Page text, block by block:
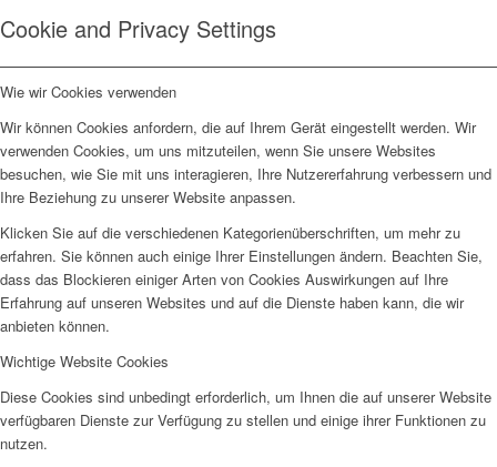
Cookie and Privacy Settings
Wie wir Cookies verwenden
Wir können Cookies anfordern, die auf Ihrem Gerät eingestellt werden. Wir
verwenden Cookies, um uns mitzuteilen, wenn Sie unsere Websites
besuchen, wie Sie mit uns interagieren, Ihre Nutzererfahrung verbessern und
Ihre Beziehung zu unserer Website anpassen.
Klicken Sie auf die verschiedenen Kategorienüberschriften, um mehr zu
erfahren. Sie können auch einige Ihrer Einstellungen ändern. Beachten Sie,
dass das Blockieren einiger Arten von Cookies Auswirkungen auf Ihre
Erfahrung auf unseren Websites und auf die Dienste haben kann, die wir
anbieten können.
Wichtige Website Cookies
Diese Cookies sind unbedingt erforderlich, um Ihnen die auf unserer Website
verfügbaren Dienste zur Verfügung zu stellen und einige ihrer Funktionen zu
nutzen.